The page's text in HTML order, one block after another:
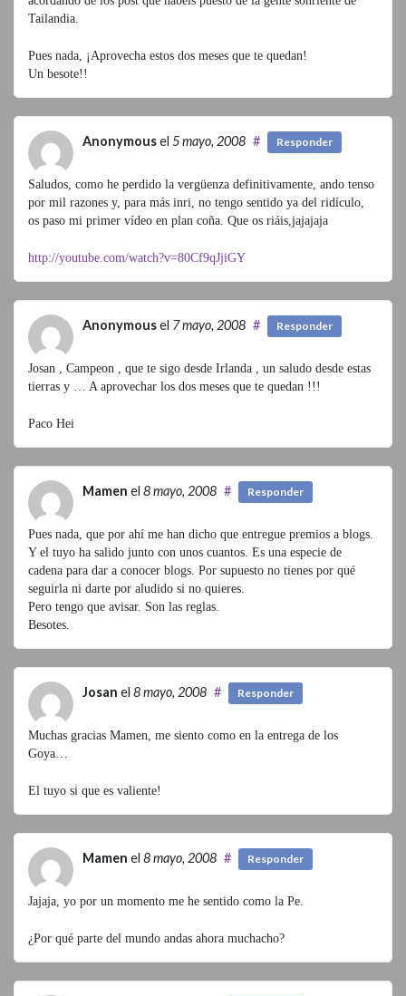
Tailandia.
Pues nada, ¡Aprovecha estos dos meses que te quedan!
Un besote!!
Anonymousel 5 mayo, 2008 # Responder
Saludos, como he perdido la vergüenza definitivamente, ando tenso
por mil razones y, para más inri, no tengo sentido ya del ridículo,
os paso mi primer vídeo en plan coña. Que os riáis,jajajaja
http://youtube.com/watch?v=80Cf9qJjiGY
Anonymousel 7 mayo, 2008 # Responder
Josan , Campeon , que te sigo desde Irlanda , un saludo desde estas
tierras y … A aprovechar los dos meses que te quedan !!!
Paco Hei
Mamen el 8 mayo, 2008 # Responder
Pues nada, que por ahí me han dicho que entregue premios a blogs.
Y el tuyo ha salido junto con unos cuantos. Es una especie de
cadena para dar a conocer blogs. Por supuesto no tienes por qué
seguirla ni darte por aludido si no quieres.
Pero tengo que avisar. Son las reglas.
Besotes.
Josan el 8 mayo, 2008 # Responder
Muchas gracias Mamen, me siento como en la entrega de los
Goya…
El tuyo si que es valiente!
Mamen el 8 mayo, 2008 # Responder
Jajaja, yo por un momento me he sentido como la Pe.
¿Por qué parte del mundo andas ahora muchacho?